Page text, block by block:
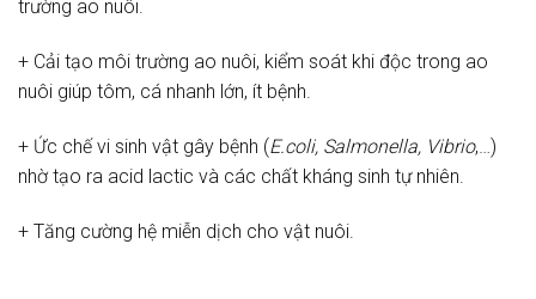
trường ao nuôi.
+ Cải tạo môi trường ao nuôi, kiểm soát khi độc trong ao
nuôi giúp tôm, cá nhanh lớn, ít bệnh.
+ Ức chế vi sinh vật gây bệnh (E.coli, Salmonella, Vibrio,…)
nhờ tạo ra acid lactic và các chất kháng sinh tự nhiên.
+ Tăng cường hệ miễn dịch cho vật nuôi.